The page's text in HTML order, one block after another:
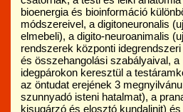
bioenergia és bioinformáció
módszereivel, a digitoneuronalis
elmebeli), a digito-neuroanimalis
rendszerek központi
és összehangolási szabályaival,
idegpárokon keresztül a
az öntudat erejének 3
szunnyadó isteni hatalmat), a
kisugárzó és elosztó kundalinit)